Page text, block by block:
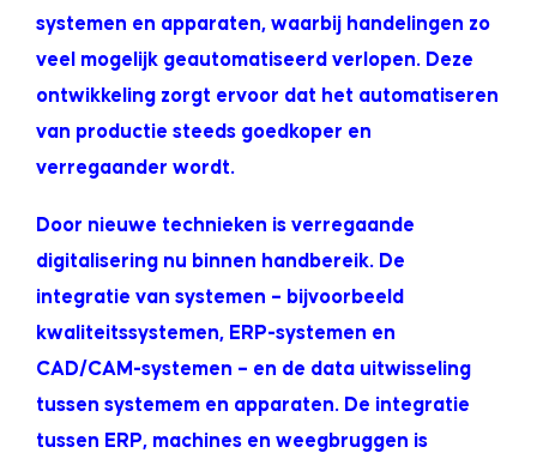
systemen en apparaten, waarbij handelingen zo
veel mogelijk geautomatiseerd verlopen. Deze
ontwikkeling zorgt ervoor dat het automatiseren
van productie steeds goedkoper en
verregaander wordt.
Door nieuwe technieken is verregaande
digitalisering nu binnen handbereik. De
integratie van systemen – bijvoorbeeld
kwaliteitssystemen, ERP-systemen en
CAD/CAM-systemen – en de data uitwisseling
tussen systemem en apparaten. De integratie
tussen ERP, machines en weegbruggen is